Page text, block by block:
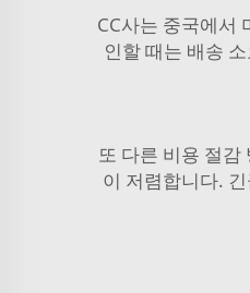
CC사는 중국에서
인할 때는 배송
또 다른 비용 절
이 저렴합니다.